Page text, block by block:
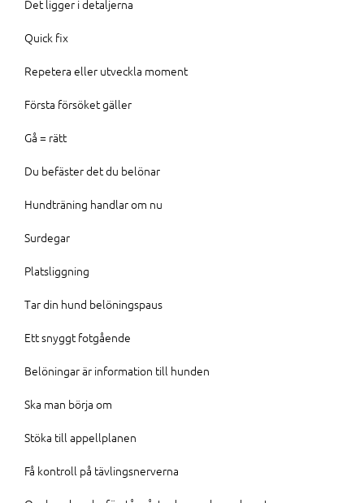
Det ligger i detaljerna
Quick fix
Repetera eller utveckla moment
Första försöket gäller
Gå = rätt
Du befäster det du belönar
Hundträning handlar om nu
Surdegar
Platsliggning
Tar din hund belöningspaus
Ett snyggt fotgående
Belöningar är information till hunden
Ska man börja om
Stöka till appellplanen
Få kontroll på tävlingsnerverna